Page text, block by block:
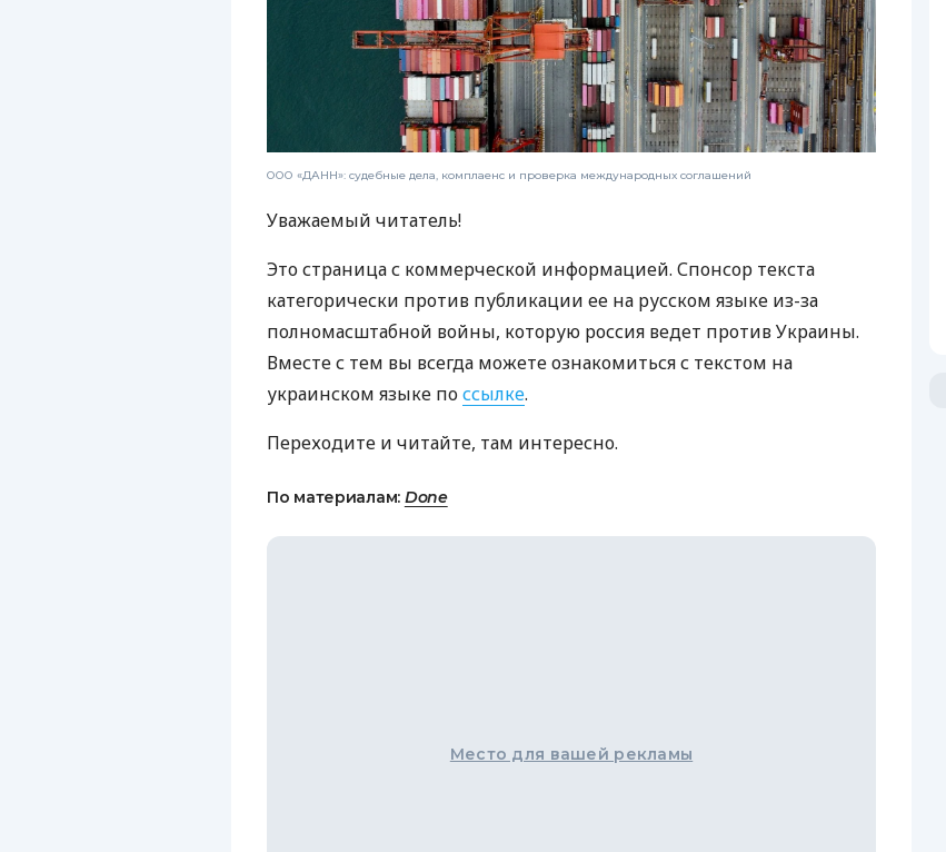
ООО «ДАНН»: судебные дела, комплаенс и проверка международных соглашений
Уважаемый читатель!
Это страница с коммерческой информацией. Спонсор текста
категорически против публикации ее на русском языке из-за
полномасштабной войны, которую россия ведет против Украины.
Вместе с тем вы всегда можете ознакомиться с текстом на
украинском языке поссылке.
Переходите и читайте, там интересно.
По материалам: Done
Место для вашей рекламы